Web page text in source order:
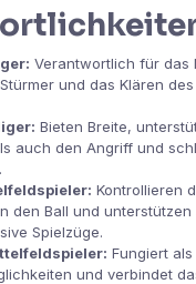
Verantwortlich für das
und das Klären
Bieten Breite,
auch den Angriff und
Kontrollieren
den Ball und
Spielzüge.
Fungiert
und verbindet